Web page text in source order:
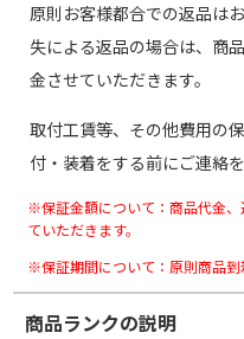
原則お客様都合での返品は
失による返品の場合は、商
金させていただきます。
取付工賃等、その他費用の
付・装着をする前にご連絡
※保証金額について：商品代金
ていただきます。
※保証期間について：原則商品到
商品ランクの説明